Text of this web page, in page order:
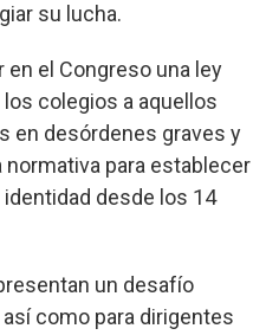
su lucha.
en el Congreso una ley
colegios a aquellos
en desórdenes graves y
normativa para establecer
desde los 14
un desafío
como para dirigentes